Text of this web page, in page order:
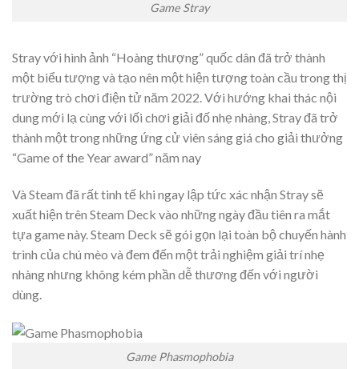
Game Stray
Stray với hình ảnh “Hoàng thượng” quốc dân đã trở thành
một biểu tượng và tạo nên một hiện tượng toàn cầu trong thị
trường trò chơi điện tử năm 2022. Với hướng khai thác nội
dung mới lạ cùng với lối chơi giải đố nhẹ nhàng, Stray đã trở
thành một trong những ứng cử viên sáng giá cho giải thưởng
“Game of the Year award” năm nay
Và Steam đã rất tinh tế khi ngay lập tức xác nhận Stray sẽ
xuất hiện trên Steam Deck vào những ngày đầu tiên ra mắt
tựa game này. Steam Deck sẽ gói gọn lại toàn bộ chuyến hành
trình của chú mèo và đem đến một trải nghiệm giải trí nhẹ
nhàng nhưng không kém phần dễ thương đến với người
dùng.
Game Phasmophobia